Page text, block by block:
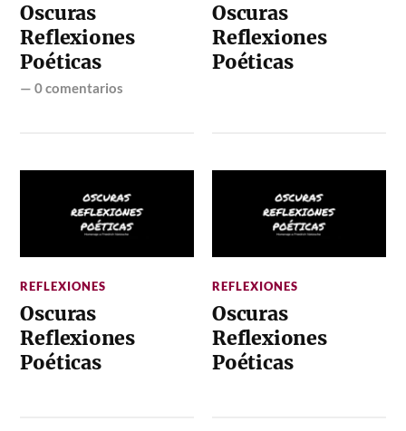
Oscuras
Reflexiones
Poéticas
—0 comentarios
Oscuras
Reflexiones
Poéticas
REFLEXIONES
Oscuras
Reflexiones
Poéticas
REFLEXIONES
Oscuras
Reflexiones
Poéticas